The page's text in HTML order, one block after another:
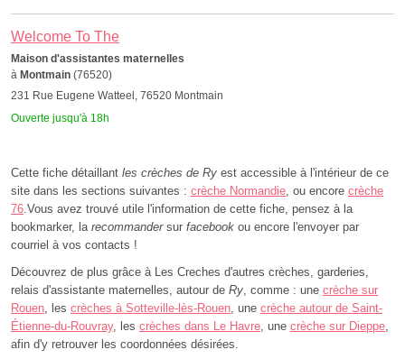
Welcome To The
Maison d'assistantes maternelles
à Montmain (76520)
231 Rue Eugene Watteel, 76520 Montmain
Ouverte jusqu'à 18h
Cette fiche détaillant les crèches de Ry est accessible à l'intérieur de ce
site dans les sections suivantes : crèche Normandie, ou encore crèche
76.Vous avez trouvé utile l'information de cette fiche, pensez à la
bookmarker, la recommandersur facebook ou encore l'envoyer par
courriel à vos contacts !
Découvrez de plus grâce à Les Creches d'autres crèches, garderies,
relais d'assistante maternelles, autour de Ry, comme : une crèche sur
Rouen, les crèches à Sotteville-lès-Rouen, une crèche autour de Saint-
Étienne-du-Rouvray, les crèches dans Le Havre, une crèche sur Dieppe,
afin d'y retrouver les coordonnées désirées.